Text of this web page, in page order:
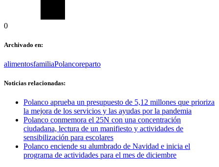
0
Archivado en:
alimentosfamiliaPolancoreparto
Noticias relacionadas:
Polanco aprueba un presupuesto de 5,12 millones que prioriza
la mejora de los servicios y las ayudas por la pandemia
Polanco conmemora el 25N con una concentración
ciudadana, lectura de un manifiesto y actividades de
sensibilización para escolares
Polanco enciende su alumbrado de Navidad e inicia el
programa de actividades para el mes de diciembre